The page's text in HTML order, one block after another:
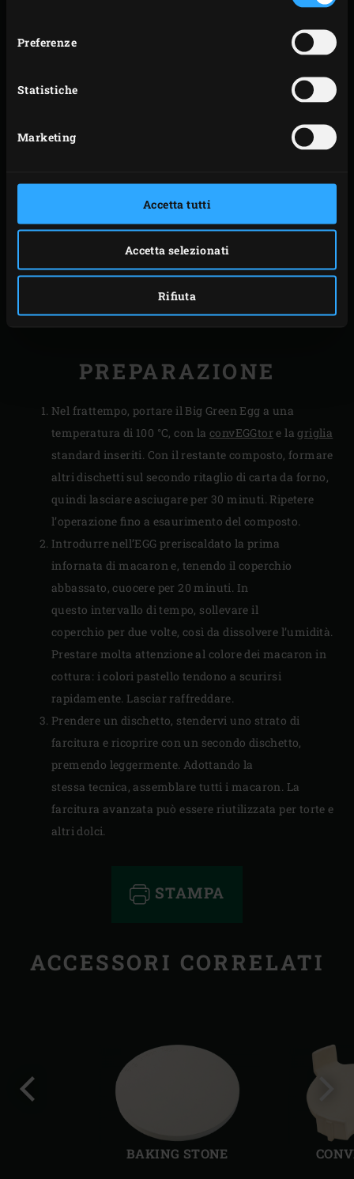
Preferenze
Statistiche
Marketing
Accetta tutti
Accetta selezionati
Rifiuta
perfettamente amalgamato, quindi procedere con il
resto della meringa. Travasare la pastella per i
beccuccio piuttosto ampio.
dimensioni leggermente inferiori rispetto a quelle
con il primo ritaglio e, utilizzando la sac à poche,
formare dei dischetti di circa 3 cm di
diametro (assicurarsi di lasciare spazio sufficiente
tra l’uno e l’altro, poiché il composto tende a
espandersi). Lasciar riposare per 30 minuti, in
modo che sulla superficie dei macaron si formi una
crosticina sottile.
PREPARAZIONE
Nel frattempo, portare il Big Green Egg a una
temperatura di 100 °C, con la convEGGtor e lagriglia
standard inseriti. Con il restante composto, formare
altri dischetti sul secondo ritaglio di carta da forno,
quindi lasciare asciugare per 30 minuti. Ripetere
l’operazione fino a esaurimento del composto.
Introdurre nell’EGG preriscaldato la prima
infornata di macaron e, tenendo il coperchio
abbassato, cuocere per 20 minuti. In
questo intervallo di tempo, sollevare il
coperchio per due volte, così da dissolvere l’umidità.
Prestare molta attenzione al colore dei macaron in
cottura: i colori pastello tendono a scurirsi
rapidamente. Lasciar raffreddare.
Prendere un dischetto, stendervi uno strato di
farcitura e ricoprire con un secondo dischetto,
premendo leggermente. Adottando la
stessa tecnica, assemblare tutti i macaron. La
farcitura avanzata può essere riutilizzata per torte e
altri dolci.
STAMPA
ACCESSORI CORRELATI
BAKING STONE